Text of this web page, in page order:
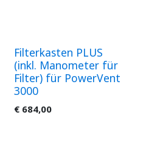
Filterkasten PLUS
(inkl. Manometer für
Filter) für PowerVent
3000
€ 684,00